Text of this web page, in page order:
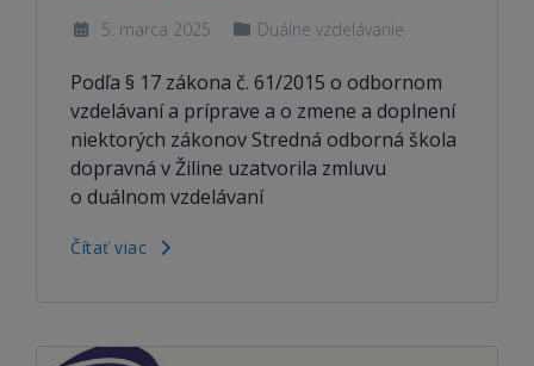
5. marca 2025 Duálne vzdelávanie
Podľa § 17 zákona č. 61/2015 o odbornom
vzdelávaní a príprave a o zmene a doplnení
niektorých zákonov Stredná odborná škola
dopravná v Žiline uzatvorila zmluvu
o duálnom vzdelávaní
Čítať viac